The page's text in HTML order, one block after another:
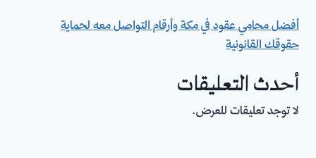
أفضل محامي عقود في مكة وأرقام التواصل معه لحماية
حقوقك القانونية
أحدث التعليقات
لا توجد تعليقات للعرض.